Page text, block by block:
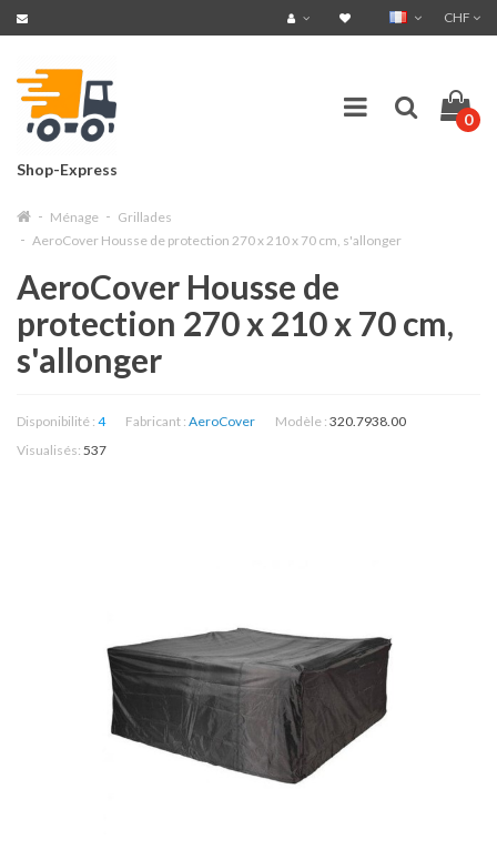
CHF
Shop-Express
0
Ménage
Grillades
AeroCover Housse de protection 270 x 210 x 70 cm, s'allonger
AeroCover Housse de
protection 270 x 210 x 70 cm,
s'allonger
Disponibilité : 4 Fabricant : AeroCover Modèle : 320.7938.00
Visualisés: 537